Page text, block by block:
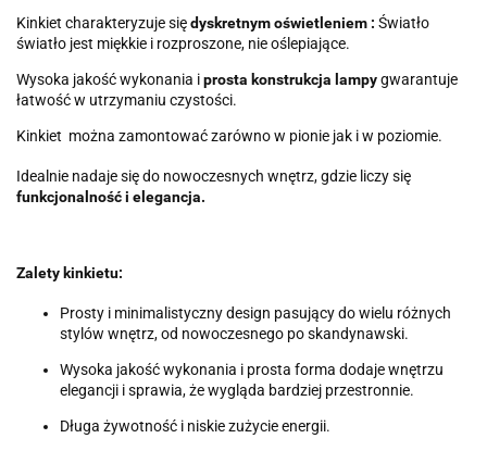
Kinkiet charakteryzuje siędyskretnym oświetleniem : Światło
światło jest miękkie i rozproszone, nie oślepiające.
Wysoka jakość wykonania iprosta konstrukcja lampygwarantuje
łatwość w utrzymaniu czystości.
Kinkiet można zamontować zarówno w pionie jak i w poziomie.
Idealnie nadaje się do nowoczesnych wnętrz, gdzie liczy się
funkcjonalność i elegancja.
Zalety kinkietu:
Prosty i minimalistyczny design pasujący do wielu różnych
stylów wnętrz, od nowoczesnego po skandynawski.
Wysoka jakość wykonania i prosta forma dodaje wnętrzu
elegancji i sprawia, że wygląda bardziej przestronnie.
Długa żywotność i niskie zużycie energii.